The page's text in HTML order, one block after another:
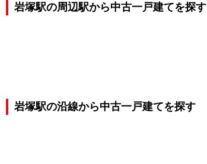
岩塚駅の周辺駅から中古一戸建てを探す
岩塚駅の沿線から中古一戸建てを探す